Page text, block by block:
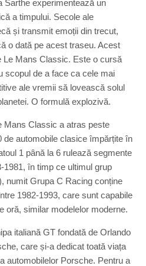
Sarthe experimentează un
a timpului. Secole ale
și transmit emoții din trecut,
o dată pe acest traseu. Acest
Le Mans Classic. Este o cursă
scopul de a face ca cele mai
ale vremii să lovească solul
O formulă explozivă.
Mans Classic a atras peste
de automobile clasice împărțite în
1 până la 6 rulează segmente
în timp ce ultimul grup
numit Grupa C Racing conține
1982-1993, care sunt capabile
oră, similar modelelor moderne.
italiană GT fondată de Orlando
care și-a dedicat toată viața
automobilelor Porsche. Pentru a